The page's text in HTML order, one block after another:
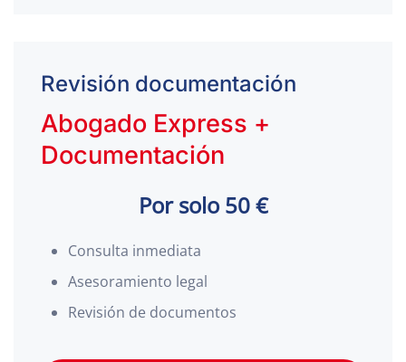
Revisión documentación
Abogado Express +
Documentación
Por solo 50 €
Consulta inmediata
Asesoramiento legal
Revisión de documentos